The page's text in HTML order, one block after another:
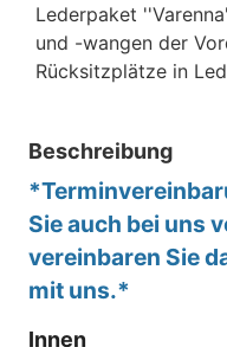
Lederpaket
und -wangen der
Rücksitzplätze in
Beschreibung
Sie auch bei uns
vereinbaren Sie
mit uns.*
Innen